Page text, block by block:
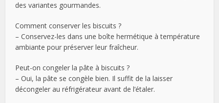
des variantes gourmandes.
Comment conserver les biscuits ?
– Conservez-les dans une boîte hermétique à température
ambiante pour préserver leur fraîcheur.
Peut-on congeler la pâte à biscuits ?
– Oui, la pâte se congèle bien. Il suffit de la laisser
décongeler au réfrigérateur avant de l’étaler.